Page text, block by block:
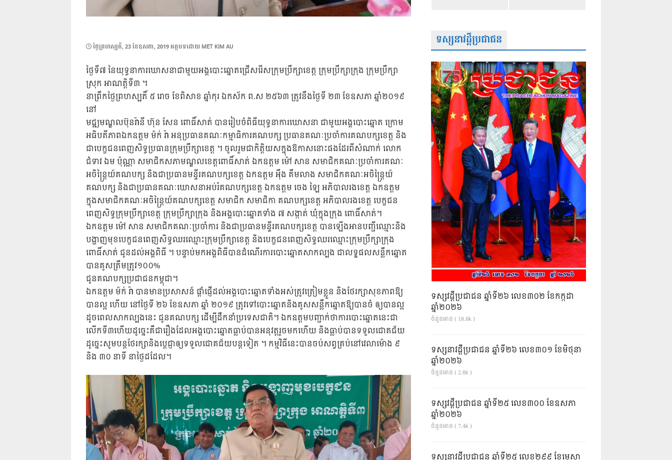
POSTED
ថ្ងៃ​ព្រហស្បតិ៍, 23 ខែ​ឧសភា, 2019អត្ថបទដោយ MET KIM AU
ថ្ងៃទី៧ នៃយុទ្ធនាការឃោសនាជាមួយអង្គបោះឆ្នោតជ្រើសរើសក្រុមប្រឹក្សាខេត្ត ក្រុមប្រឹក្សាក្រុង ក្រុមប្រឹក្សា
ស្រុក អាណត្តិទី៣ ។
នាព្រឹកថ្ងៃព្រហស្បតិ៍ ៥ រោច ខែពិសាខ ឆ្នាំកុរ ឯកស័ក ព.ស ២៥៦៣ ត្រូវនឹងថ្ងៃទី ២៣ ខែឧសភា ឆ្នាំ២០១៩
នៅ
មជ្ឍមណ្ឌលប៊ុនរ៉ានី ហ៊ុន សែន ពោធិ៍សាត់ បានរៀបចំពិធីយុទ្ធនាការឃោសនា ជាមួយអង្គបោះឆ្នោត ក្រោម
អធិបតីភាពឯកឧត្តម ម៉ក់ រ៉ា អនុប្រធានគណៈកម្មាធិការគណបក្ស ប្រធានគណៈប្រចាំការគណបក្សខេត្ត និង
ជាបេក្ខជនពេញសិទ្ធប្រធានក្រុមប្រឹក្សាខេត្ត ។ ចូលរួមជាកិត្តិយសក្នុងឱកាសនោះផងដែរពីសំណាក់ លោក
ជំទាវ ឯម ប៉ុណ្ណា សមាជិកសភាមណ្ឌលខេត្តពោធិ៍សាត់ ឯកឧត្តម ម៉ៅ សាន សមាជិកគណៈប្រចាំការគណៈ
អចិន្ត្រៃយ៍គណបក្ស និងជាប្រធានមន្ទីរគណបក្សខេត្ត ឯកឧត្តម អឹុង គឹមលាង សមាជិកគណៈអចិន្ត្រៃយ៍
គណបក្ស និងជាប្រធានគណៈឃោសនាអប់រំគណបក្សខេត្ត ឯកឧត្តម ចេង ឡៃ អភិបាលរងខេត្ត ឯកឧត្តម
ក្នុងសមាជិកគណៈអចិន្ត្រៃយ៍គណបក្សខេត្ត សមាជិក សមាជិកា គណបក្សខេត្ត អភិបាលរងខេត្ត បេក្ខជន
ពេញសិទ្ធក្រុមប្រឹក្សាខេត្ត ក្រុមប្រឹក្សាក្រុង និងអង្គបោះឆ្នោតទាំង ៧ សង្កាត់ ឃុំក្នុងក្រុង ពោធិ៍សាត់។
ឯកឧត្តម ម៉ៅ សាន សមាជិកគណៈប្រចាំការ និងជាប្រធានមន្ទីរគណបក្សខេត្ត បានឡើងអានបញ្ជីឈ្មោះនិង
បង្ហាញមុខបេក្ខជនពេញសិទ្ធឈរឈ្មោះក្រុមប្រឹក្សាខេត្ត និងបេក្ខជនពេញសិទ្ធឈរឈ្មោះក្រុមប្រឹក្សាក្រុង
ពោធិ៍សាត់ ជូនដល់អង្គពិធី ។ បន្ទាប់មកអង្គពិធីបានដំណើរការបោះឆ្នោតសាកល្បង ជាលទ្ឌផលសន្លឹកឆ្នោត
បានគូសត្រឹមត្រូវ១០០%
ជូនគណបក្សប្រជាជនកម្ពុជា។
ឯកឧត្តម ម៉ក់ រ៉ា បានមានប្រសាសន៍ ផ្តាំផ្ញើដល់អង្គបោះឆ្នោតទាំងអស់ត្រូវត្រៀមខ្លួន និងថែរក្សាសុខភាពឱ្យ
បានល្អ ហើយ នៅថ្ងៃទី ២៦ ខែឧសភា ឆ្នាំ ២០១៩ ត្រូវទៅបោះឆ្នោតនិងគូសសន្លឹកឆ្នោតឱ្យបានចំ ឲ្យបានល្អ
ដូចពេលសាកល្បងនេះ ជូនគណបក្ស ដើម្បីដឹកនាំប្រទេសជាតិ។ ឯកឧត្តមបញ្ជាក់ថាការបោះឆ្នោតនេះជា
លើកទី៣ហើយដូច្នេះគឺជារឿងដែលអង្គបោះឆ្នោតធ្លាប់បានអនុវត្តរួចមកហើយ និងធ្លាប់បានទទួលជោគជ័យ
ដូច្នេះសូមបន្តថែរក្សានិងប្តេជ្ញាឲ្យទទួលជោគជ៍យបន្តទៀត ។ កម្មវិធីនេះបានចប់សព្វគ្រប់នៅវេលាម៉ោង ៩
និង ៣០ នាទី នាថ្ងៃដដែល។
ទស្សនាវដ្តីប្រជាជន
ទស្សវដ្តីប្រជាជន ឆ្នាំទី២៦ លេខ៣០២ ខែកក្កដា
ឆ្នាំ២០២៦
ចំនួនអាន ( 18.8k )
ទស្សនាវដ្ដីប្រជាជន ឆ្នាំទី២៦ លេខ៣០១ ខែមិថុនា
ឆ្នាំ២០២៦
ចំនួនអាន ( 2.8k )
ទស្សវដ្តីប្រជាជន ឆ្នាំទី២៥ លេខ៣០០ ខែឧសភា
ឆ្នាំ២០២៦
ចំនួនអាន ( 7.4k )
ទស្សនាវដ្ដីប្រជាជន ឆ្នាំទី២៥ លេខ២៩៩ ខែមេសា